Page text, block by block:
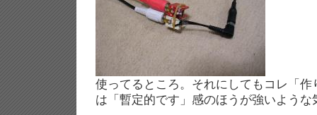
使ってるところ。それにしてもコレ「
は「暫定的です」感のほうが強いよう